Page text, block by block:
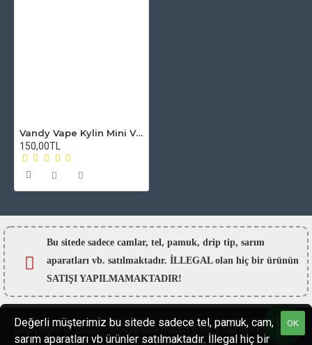
Vandy Vape Kylin Mini V2 RTA Atomizer Camı
150,00TL
Bu sitede sadece camlar, tel, pamuk, drip tip, sarım
aparatları vb. satılmaktadır. İLLEGAL olan hiç bir ürünün
SATIŞI YAPILMAMAKTADIR!
Copyright © 2022 - esigaracam.com | Tüm hakları saklıdır.OK
Değerli müşterimiz bu sitede sadece tel, pamuk, cam,
sarım aparatları vb ürünler satılmaktadır. İllegal hiç bir